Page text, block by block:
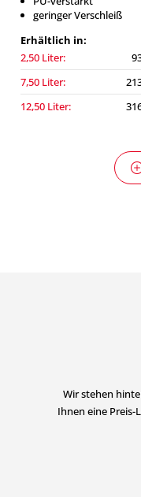
geringer Verschleiß
Erhältlich in:
2,50 Liter:
7,50 Liter:
12,50 Liter:
Wir stehen
Ihnen eine Preis-